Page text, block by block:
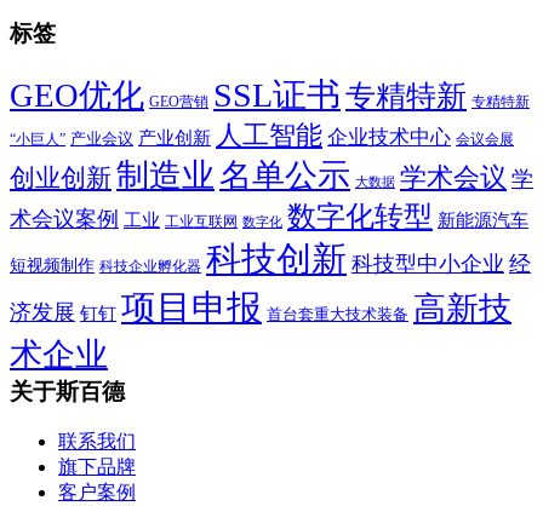
标签
GEO优化 GEO营销 SSL证书 专精特新 专精特新
“小巨人” 产业会议 产业创新 人工智能 企业技术中心 会议会展
创业创新制造业 名单公示 大数据 学术会议 学
术会议案例 工业 工业互联网 数字化 数字化转型 新能源汽车
短视频制作 科技企业孵化器 科技创新 科技型中小企业 经
济发展 钉钉 项目申报 首台套重大技术装备 高新技
术企业
关于斯百德
联系我们
旗下品牌
客户案例